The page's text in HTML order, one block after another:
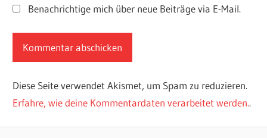
Benachrichtige mich über neue Beiträge via E-Mail.
Diese Seite verwendet Akismet, um Spam zu reduzieren.
Erfahre, wie deine Kommentardaten verarbeitet werden..